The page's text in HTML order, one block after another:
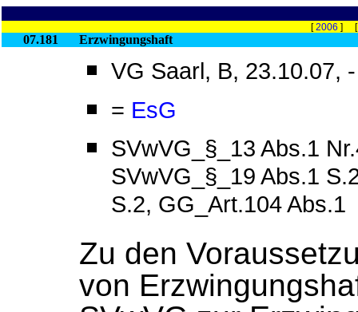
[2006 ]
07.181 Erzwingungshaft
VG Saarl, B, 23.10.07,
= EsG
SVwVG_§_13 Abs.1
SVwVG_§_19 Abs.1
S.2, GG_Art.104 Abs.1
Zu den
von